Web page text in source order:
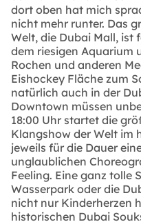
dort oben hat mich
nicht mehr runter. Das
Welt, die Dubai Mall, ist
dem riesigen Aquarium
Rochen und anderen
Eishockey Fläche zum
natürlich auch in der
Downtown müssen
18:00 Uhr startet die
Klangshow der Welt im
jeweils für die Dauer
unglaublichen
Feeling. Eine ganz tolle
Wasserpark oder die
nicht nur Kinderherzen
historischen Dubai